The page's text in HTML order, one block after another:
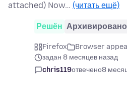
attached) Now… (читать ещё)
Решён Архивировано
Firefox
Browser
задан 8 месяцев назад
chris119отвечено8